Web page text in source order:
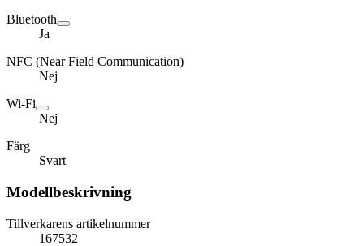
Bluetooth
Ja
NFC (Near Field Communication)
Nej
Wi-Fi
Nej
Färg
Svart
Modellbeskrivning
Tillverkarens artikelnummer
167532